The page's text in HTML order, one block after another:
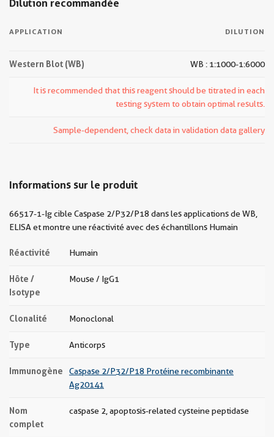
Dilution recommandée
APPLICATION DILUTION
Western Blot (WB) WB : 1:1000-1:6000
It is recommended that this reagent should be titrated in each
testing system to obtain optimal results.
Sample-dependent, check data in validation data gallery
Informations sur le produit
66517-1-Ig cible Caspase 2/P32/P18 dans les applications de WB,
ELISA et montre une réactivité avec des échantillons Humain
Réactivité Humain
Hôte /
Isotype
Mouse / IgG1
Clonalité Monoclonal
Type Anticorps
Immunogène
Caspase 2/P32/P18 Protéine recombinante
Ag20141
Nom
complet
caspase 2, apoptosis-related cysteine peptidase